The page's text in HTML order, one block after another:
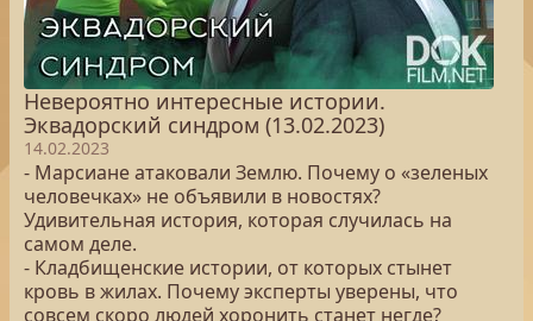
Невероятно интересные истории.
Эквадорский синдром (13.02.2023)
14.02.2023
- Марсиане атаковали Землю. Почему о «зеленых
человечках» не объявили в новостях?
Удивительная история, которая случилась на
самом деле.
- Кладбищенские истории, от которых стынет
кровь в жилах. Почему эксперты уверены, что
совсем скоро людей хоронить станет негде?